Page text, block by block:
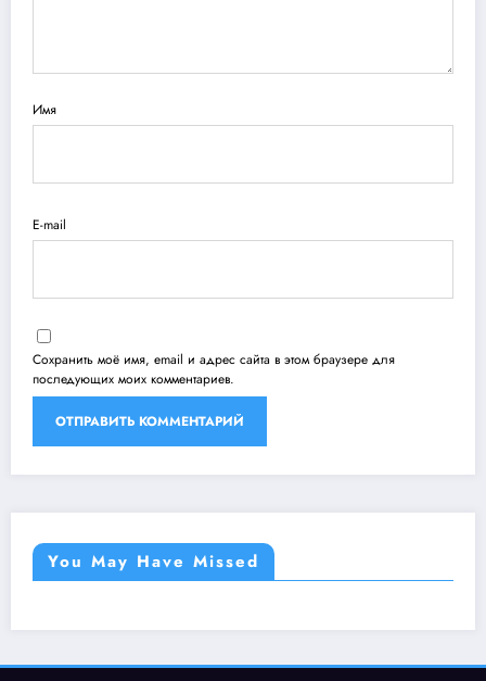
Имя
E-mail
Сохранить моё имя, email и адрес сайта в этом браузере для
последующих моих комментариев.
You May Have Missed